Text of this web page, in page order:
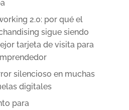
2.0: por qué el
sigue siendo
tarjeta de visita para
silencioso en muchas
digitales
para